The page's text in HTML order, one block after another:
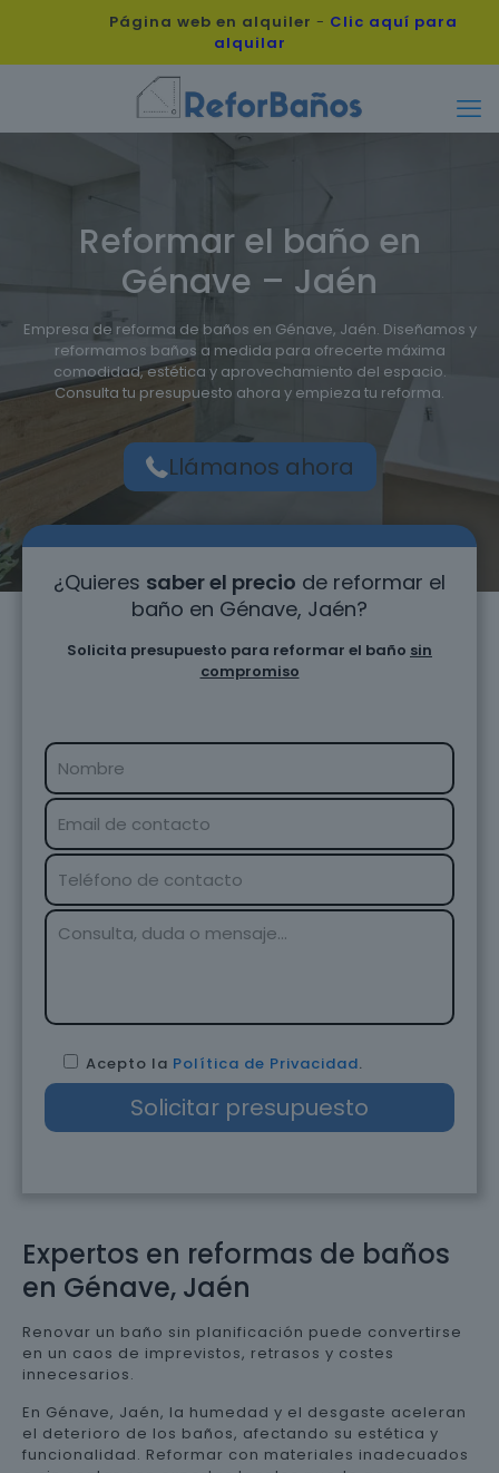
Página web en alquiler - Clic aquí para
alquilar
Reformar el baño en
Génave – Jaén
Empresa de reforma de baños en Génave, Jaén. Diseñamos y
reformamos baños a medida para ofrecerte máxima
comodidad, estética y aprovechamiento del espacio.
Consulta tu presupuesto ahora y empieza tu reforma.
Llámanos ahora
Expertos en reformas de baños
en Génave, Jaén
Renovar un baño sin planificación puede convertirse
en un caos de imprevistos, retrasos y costes
innecesarios.
En Génave, Jaén, la humedad y el desgaste aceleran
el deterioro de los baños, afectando su estética y
funcionalidad. Reformar con materiales inadecuados
¿Quieres saber el precio de reformar el
baño en Génave, Jaén?
Solicita presupuesto para reformar el baño sin
compromiso
Acepto la Política de Privacidad.